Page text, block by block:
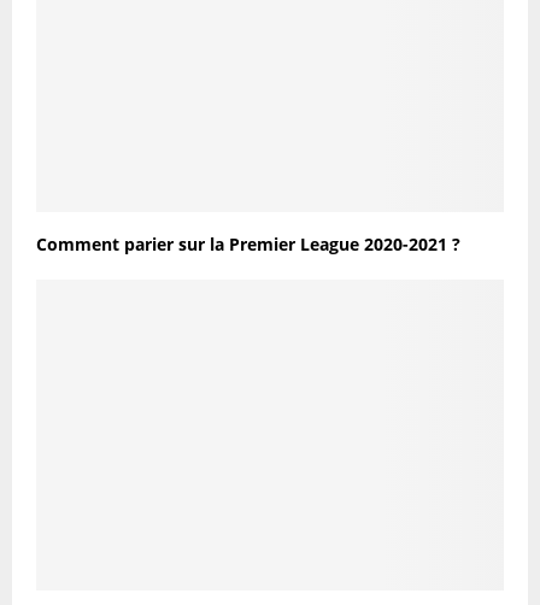
Comment parier sur la Premier League 2020-2021 ?